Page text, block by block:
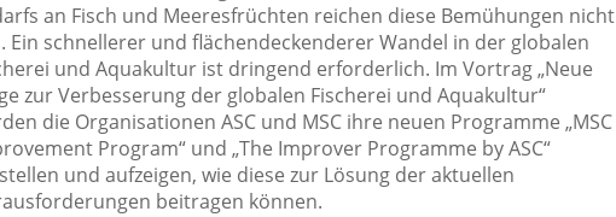
an Fisch und Meeresfrüchten reichen diese Bemühungen nicht
Ein schnellerer und flächendeckenderer Wandel in der globalen
und Aquakultur ist dringend erforderlich. Im Vortrag „Neue
zur Verbesserung der globalen Fischerei und Aquakultur“
die Organisationen ASC und MSC ihre neuen Programme „MSC
Program“ und „The Improver Programme by ASC“
und aufzeigen, wie diese zur Lösung der aktuellen
beitragen können.